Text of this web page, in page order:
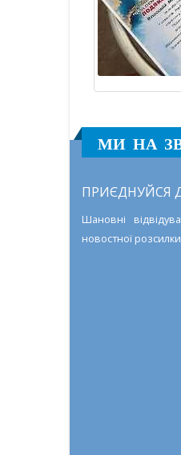
МИ НА
ПРИЄДНУЙСЯ
Шановні
новостної розсилки